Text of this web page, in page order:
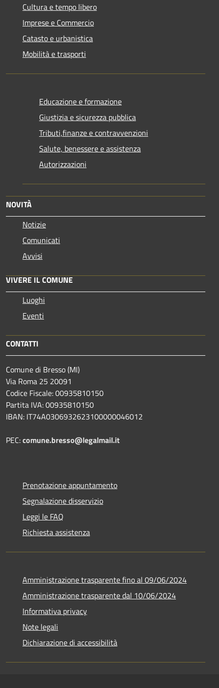
Cultura e tempo libero
Imprese e Commercio
Catasto e urbanistica
Mobilità e trasporti
Educazione e formazione
Giustizia e sicurezza pubblica
Tributi,finanze e contravvenzioni
Salute, benessere e assistenza
Autorizzazioni
NOVITÀ
Notizie
Comunicati
Avvisi
VIVERE IL COMUNE
Luoghi
Eventi
CONTATTI
Comune di Bresso (MI)
Via Roma 25 20091
Codice Fiscale: 00935810150
Partita IVA: 00935810150
IBAN: IT74A0306932623100000046012
PEC:comune.bresso@legalmail.it
Prenotazione appuntamento
Segnalazione disservizio
Leggi le FAQ
Richiesta assistenza
Amministrazione trasparente fino al 09/06/2024
Amministrazione trasparente dal 10/06/2024
Informativa privacy
Note legali
Dichiarazione di accessibilità